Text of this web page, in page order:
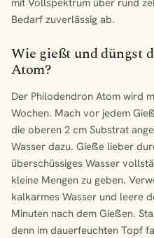
mit Vollspektrum über rund
Bedarf zuverlässig ab.
Wie gießt und düngst
Atom?
Der Philodendron Atom wird
Wochen. Mach vor jedem
die oberen 2 cm Substrat
Wasser dazu. Gieße lieber
überschüssiges Wasser
kleine Mengen zu geben.
kalkarmes Wasser und leere
Minuten nach dem Gießen.
denn im dauerfeuchten Topf